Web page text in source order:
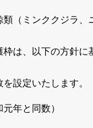
（ミンククジラ、
枠は、以下の方針に
設定いたします。
年と同数）